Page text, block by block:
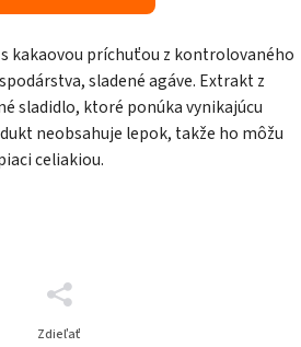
kakaovou príchuťou z kontrolovaného
sladené agáve. Extrakt z
sladidlo, ktoré ponúka vynikajúcu
neobsahuje lepok, takže ho môžu
celiakiou.
Zdieľať